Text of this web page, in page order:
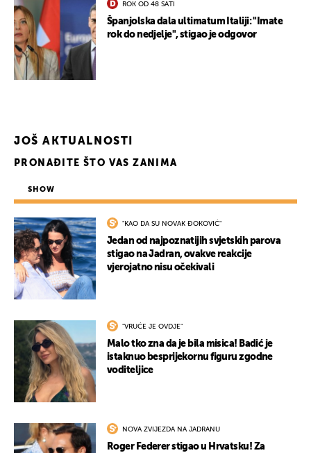
ROK OD 48 SATI
Španjolska dala ultimatum Italiji: "Imate
rok do nedjelje", stigao je odgovor
JOŠ AKTUALNOSTI
PRONAĐITE ŠTO VAS ZANIMA
SHOW
"KAO DA SU NOVAK ĐOKOVIĆ"
Jedan od najpoznatijih svjetskih parova
stigao na Jadran, ovakve reakcije
vjerojatno nisu očekivali
"VRUĆE JE OVDJE"
Malo tko zna da je bila misica! Badić je
istaknuo besprijekornu figuru zgodne
voditeljice
NOVA ZVIJEZDA NA JADRANU
Roger Federer stigao u Hrvatsku! Za